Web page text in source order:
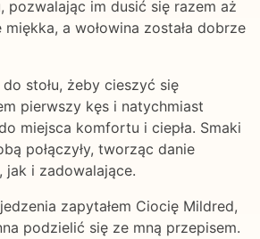
pozwalając im dusić się razem aż
miękka, a wołowina została dobrze
stołu, żeby cieszyć się
pierwszy kęs i natychmiast
miejsca komfortu i ciepła. Smaki
połączyły, tworząc danie
jak i zadowalające.
zapytałem Ciocię Mildred,
podzielić się ze mną przepisem.